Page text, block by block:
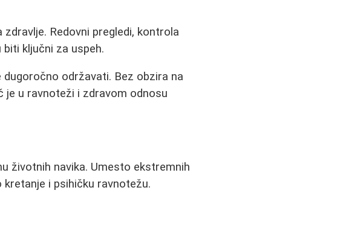
Redovni pregledi, kontrola
ključni za uspeh.
održavati. Bez obzira na
je u ravnoteži i zdravom odnosu
životnih navika. Umesto ekstremnih
i psihičku ravnotežu.